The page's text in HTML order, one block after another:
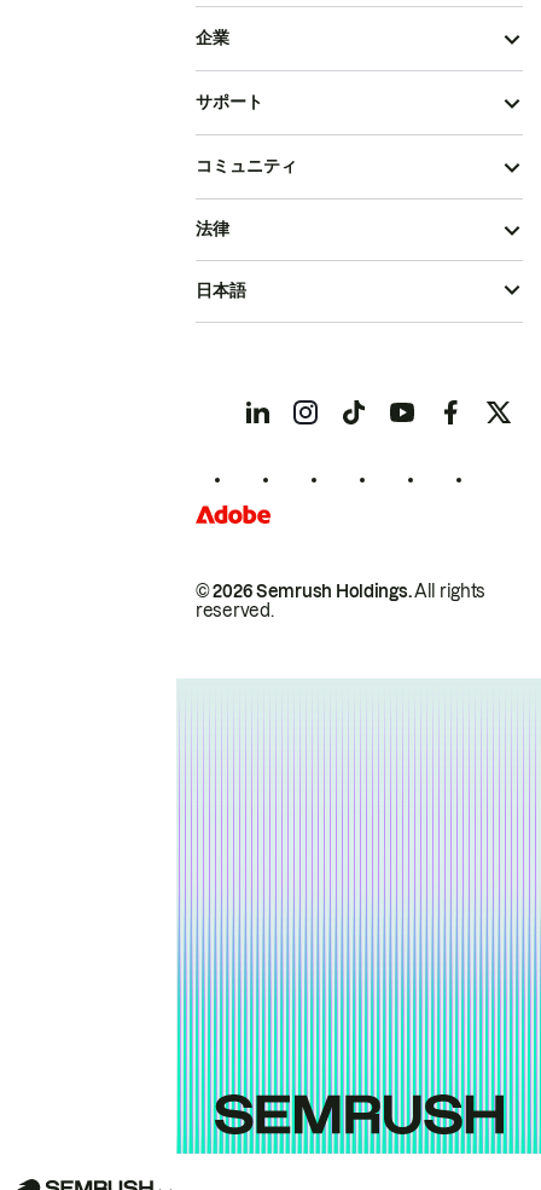
企業
サポート
コミュニティ
© 2026 Semrush Holdings.All rights
reserved.
法律
日本語